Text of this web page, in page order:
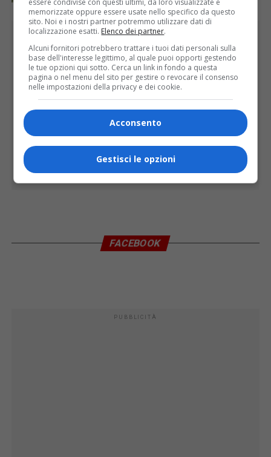
PUBBLICITÀ
FACEBOOK
PUBBLICITÀ
memorizzate oppure essere usate nello specifico da questo
sito. Noi e i nostri partner potremmo utilizzare dati di
localizzazione esatti. Elenco dei partner.
Alcuni fornitori potrebbero trattare i tuoi dati personali sulla
base dell'interesse legittimo, al quale puoi opporti gestendo
le tue opzioni qui sotto. Cerca un link in fondo a questa
pagina o nel menu del sito per gestire o revocare il consenso
nelle impostazioni della privacy e dei cookie.
Acconsento
Gestisci le opzioni